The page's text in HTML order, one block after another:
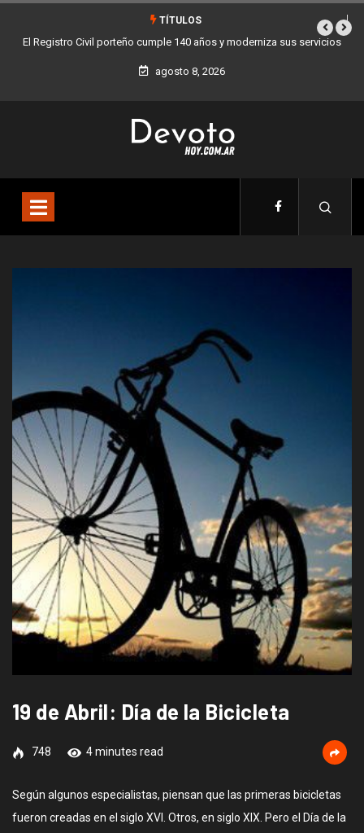
TÍTULOS
Buenos Aires sumó 12 nuevos Bares Notables y ya son 90 en toda
la Ciudad
agosto 8, 2026
19 de Abril: Día de la Bicicleta
748 4 minutes read
Según algunos especialistas, piensan que las primeras bicicletas
fueron creadas en el siglo XVI. Otros, en siglo XIX. Pero el Día de la